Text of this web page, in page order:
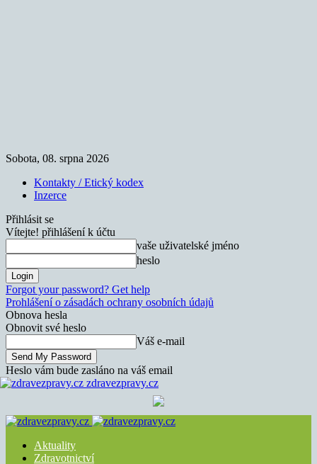
Sobota, 08. srpna 2026
Kontakty / Etický kodex
Inzerce
Přihlásit se
Vítejte! přihlášení k účtu
vaše uživatelské jméno
heslo
Forgot your password? Get help
Prohlášení o zásadách ochrany osobních údajů
Obnova hesla
Obnovit své heslo
Váš e-mail
Heslo vám bude zasláno na váš email
zdravezpravy.cz
Aktuality
Zdravotnictví